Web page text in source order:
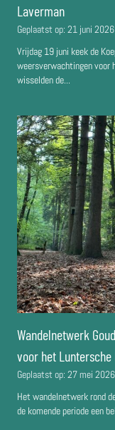
Laverman
Geplaatst op: 21 juni 2026
Vrijdag 19 juni keek de
weersverwachtingen voor
wisselden de...
Wandelnetwerk
voor het Luntersche
Geplaatst op: 27 mei 2026
Het wandelnetwerk rond
de komende periode een